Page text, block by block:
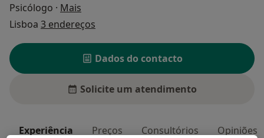
Psicólogo · Mais
Lisboa 3 endereços
Dados do contacto
Solicite um atendimento
Experiência Preços Consultórios Opiniões